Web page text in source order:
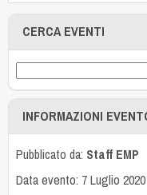
CERCA EVENTI
INFORMAZIONI
Pubblicato da: Staff EMP
Data evento: 7 Luglio 2020